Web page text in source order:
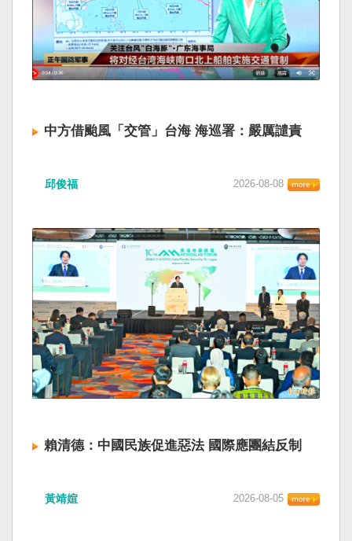
中方借颱風「交管」台海 海巡署：嚴厲譴責
邱俊福 2026-08-08
賴清德：中國民族促進惡法 國際應團結反制
黃靖媗 2026-08-05